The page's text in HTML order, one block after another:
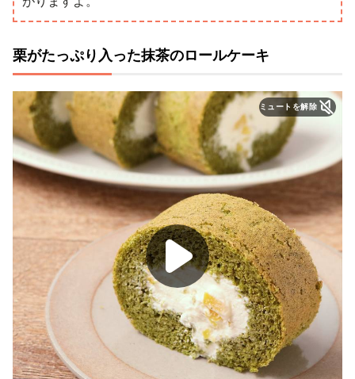
栗がたっぷり入った抹茶のロールケーキ
ミュートを解除